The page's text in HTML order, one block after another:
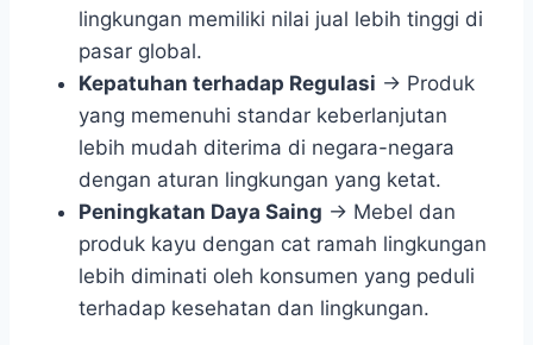
lingkungan memiliki nilai jual lebih tinggi di
pasar global.
Kepatuhan terhadap Regulasi → Produk
yang memenuhi standar keberlanjutan
lebih mudah diterima di negara-negara
dengan aturan lingkungan yang ketat.
Peningkatan Daya Saing → Mebel dan
produk kayu dengan cat ramah lingkungan
lebih diminati oleh konsumen yang peduli
terhadap kesehatan dan lingkungan.